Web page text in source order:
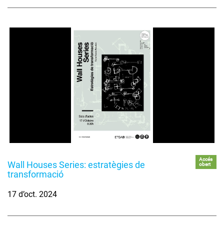
Wall Houses Series: estratègies de
transformació
Accés
obert
17 d’oct. 2024